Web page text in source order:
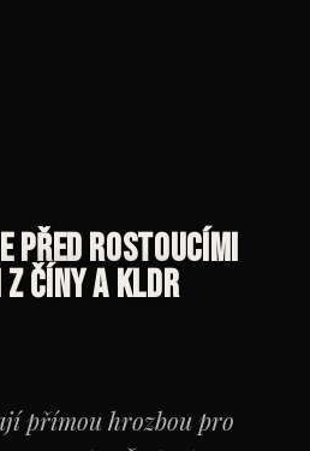
před rostoucími
Číny a KLDR
přímou hrozbou pro